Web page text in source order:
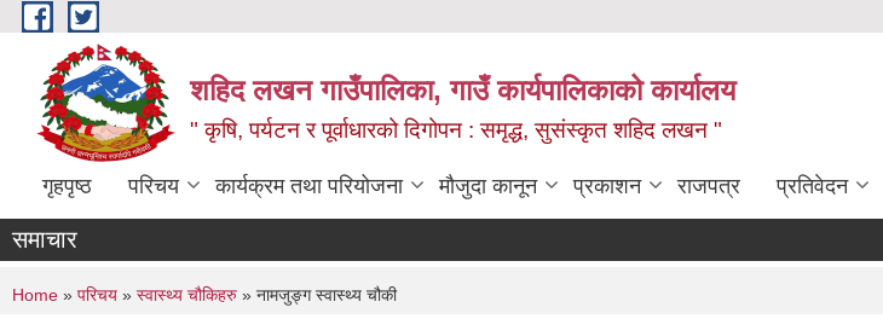
Skip to main content
शहिद लखन गाउँपालिका, गाउँ कार्यपालिकाको कार्यालय
" कृषि, पर्यटन र पूर्वाधारको दिगोपन : समृद्ध, सुसंस्कृत शहिद लखन "
गृहपृष्ठ परिचय कार्यक्रम तथा परियोजना मौजुदा कानून प्रकाशन राजपत्र प्रतिवेदन
समाचार
You are here
Home » परिचय » स्वास्थ्य चौकिहरु » नामजुङ्ग स्वास्थ्य चौकी